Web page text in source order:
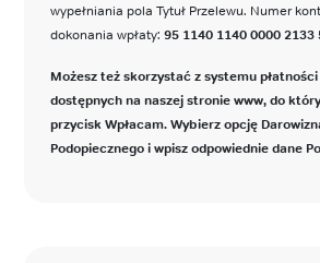
wypełniania pola Tytuł Przelewu. Numer
dokonania wpłaty: 95 1140 1140 0000 2133
Możesz też skorzystać z systemu
dostępnych na naszej stronie www, do
przycisk Wpłacam. Wybierz opcję
Podopiecznego i wpisz odpowiednie dane